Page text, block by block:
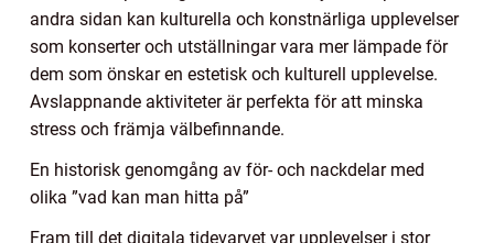
andra sidan kan kulturella och konstnärliga upplevelser
som konserter och utställningar vara mer lämpade för
dem som önskar en estetisk och kulturell upplevelse.
Avslappnande aktiviteter är perfekta för att minska
stress och främja välbefinnande.
En historisk genomgång av för- och nackdelar med
olika ”vad kan man hitta på”
Fram till det digitala tidevarvet var upplevelser i stor